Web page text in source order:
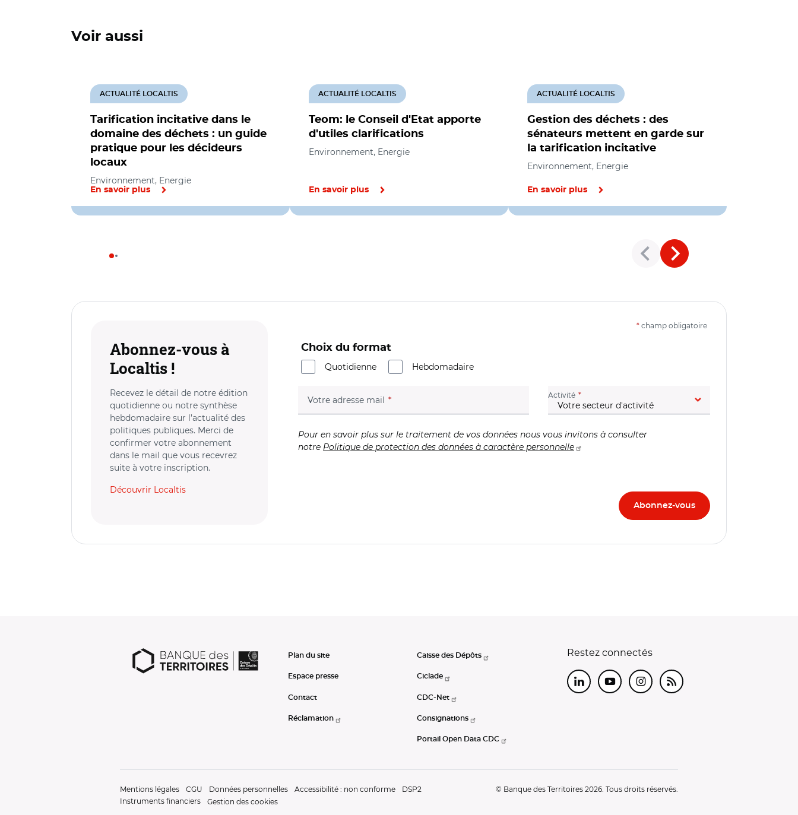
Voir aussi
Tarification incitative dans le
domaine des déchets : un guide
pratique pour les décideurs
locaux
ACTUALITÉ LOCALTIS
Environnement, Energie
En savoir plus
Teom: le Conseil d'Etat apporte
d'utiles clarifications
ACTUALITÉ LOCALTIS
Environnement, Energie
En savoir plus
Gestion des déchets : des
sénateurs mettent en garde sur
la tarification incitative
ACTUALITÉ LOCALTIS
Environnement, Energie
En savoir plus
Abonnez-vous à
Localtis !
Recevez le détail de notre édition
quotidienne ou notre synthèse
hebdomadaire sur l’actualité des
politiques publiques. Merci de
confirmer votre abonnement
dans le mail que vous recevrez
suite à votre inscription.
Découvrir Localtis
* champ obligatoire
Choix du format
Quotidienne
Hebdomadaire
Votre adresse mail (champ obligatoire) Activité (champ obligatoire)
Pour en savoir plus sur le traitement de vos données nous vous invitons à consulter
notre Politique de protection des données à caractère personnelle
Plan du site
Espace presse
Contact
Réclamation
Caisse des Dépôts
Ciclade
CDC-Net
Consignations
Portail Open Data CDC
Restez connectés
LinkedInYoutubeInstagram
RSS
Mentions légales CGU Données personnelles Accessibilité : non conforme
DSP2
Instruments financiers
Gestion des cookies
© Banque des Territoires 2026. Tous droits réservés.